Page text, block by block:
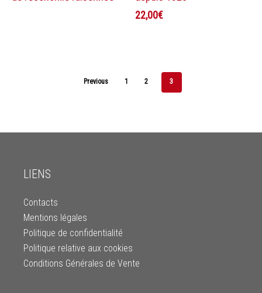
22,00€
Previous 1 2 3
LIENS
Contacts
Mentions légales
Politique de confidentialité
Politique relative aux cookies
Conditions Générales de Vente